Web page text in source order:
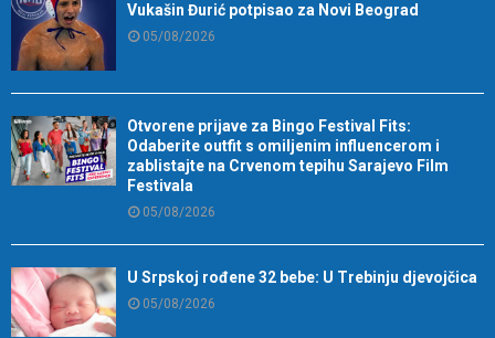
Vukašin Đurić potpisao za Novi Beograd
05/08/2026
Otvorene prijave za Bingo Festival Fits:
Odaberite outfit s omiljenim influencerom i
zablistajte na Crvenom tepihu Sarajevo Film
Festivala
05/08/2026
U Srpskoj rođene 32 bebe: U Trebinju djevojčica
05/08/2026